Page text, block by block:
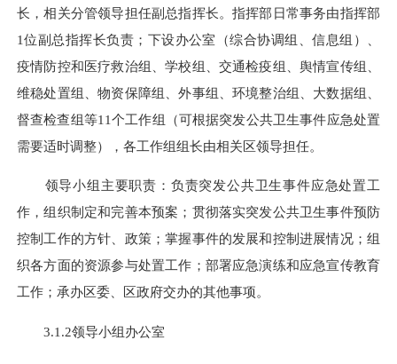
长，相关分管领导担任副总指挥长。指挥部日常事务由指挥部
1位副总指挥长负责；下设办公室（综合协调组、信息组）、
疫情防控和医疗救治组、学校组、交通检疫组、舆情宣传组、
维稳处置组、物资保障组、外事组、环境整治组、大数据组、
督查检查组等11个工作组（可根据突发公共卫生事件应急处置
需要适时调整），各工作组组长由相关区领导担任。
领导小组主要职责：负责突发公共卫生事件应急处置工
作，组织制定和完善本预案；贯彻落实突发公共卫生事件预防
控制工作的方针、政策；掌握事件的发展和控制进展情况；组
织各方面的资源参与处置工作；部署应急演练和应急宣传教育
工作；承办区委、区政府交办的其他事项。
3.1.2领导小组办公室